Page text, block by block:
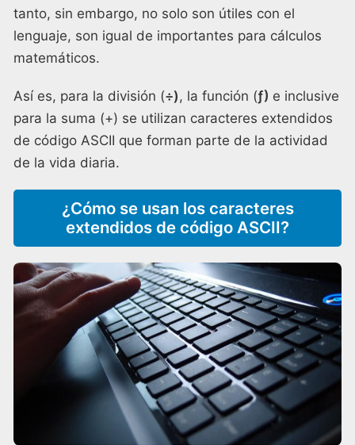
tanto, sin embargo, no solo son útiles con el
lenguaje, son igual de importantes para cálculos
matemáticos.
Así es, para la división (÷) , la función (ƒ) e inclusive
para la suma (+) se utilizan caracteres extendidos
de código ASCII que forman parte de la actividad
de la vida diaria.
¿Cómo se usan los caracteres
extendidos de código ASCII?